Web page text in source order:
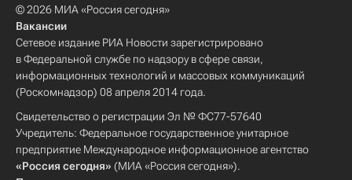
© 2026 МИА «Россия сегодня»
Вакансии
Сетевое издание РИА Новости зарегистрировано
в Федеральной службе по надзору в сфере связи,
информационных технологий и массовых коммуникаций
(Роскомнадзор) 08 апреля 2014 года.
Свидетельство о регистрации Эл № ФС77-57640
Учредитель: Федеральное государственное унитарное
предприятие Международное информационное агентство
«Россия сегодня» (МИА «Россия сегодня»).